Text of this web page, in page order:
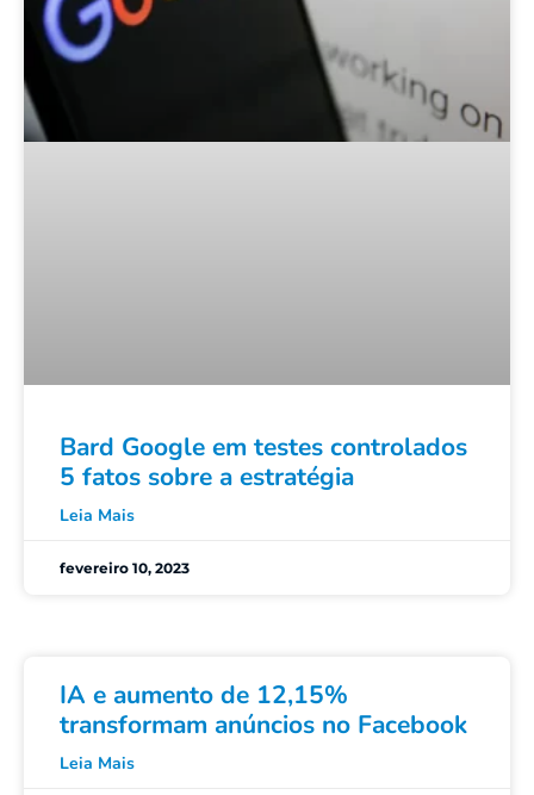
Bard Google em testes controlados
5 fatos sobre a estratégia
Leia Mais
fevereiro 10, 2023
IA e aumento de 12,15%
transformam anúncios no Facebook
Leia Mais